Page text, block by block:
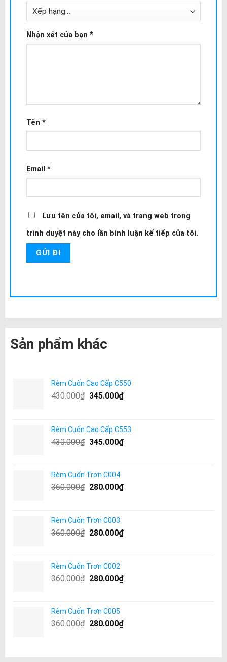
Nhận xét của bạn *
Tên *
Email *
Lưu tên của tôi, email, và trang web trong
trình duyệt này cho lần bình luận kế tiếp của tôi.
Sản phẩm khác
Rèm Cuốn Cao Cấp C550
430.000₫ 345.000₫
Rèm Cuốn Cao Cấp C553
430.000₫ 345.000₫
Rèm Cuốn Trơn C004
360.000₫ 280.000₫
Rèm Cuốn Trơn C003
360.000₫ 280.000₫
Rèm Cuốn Trơn C002
360.000₫ 280.000₫
Rèm Cuốn Trơn C005
360.000₫ 280.000₫